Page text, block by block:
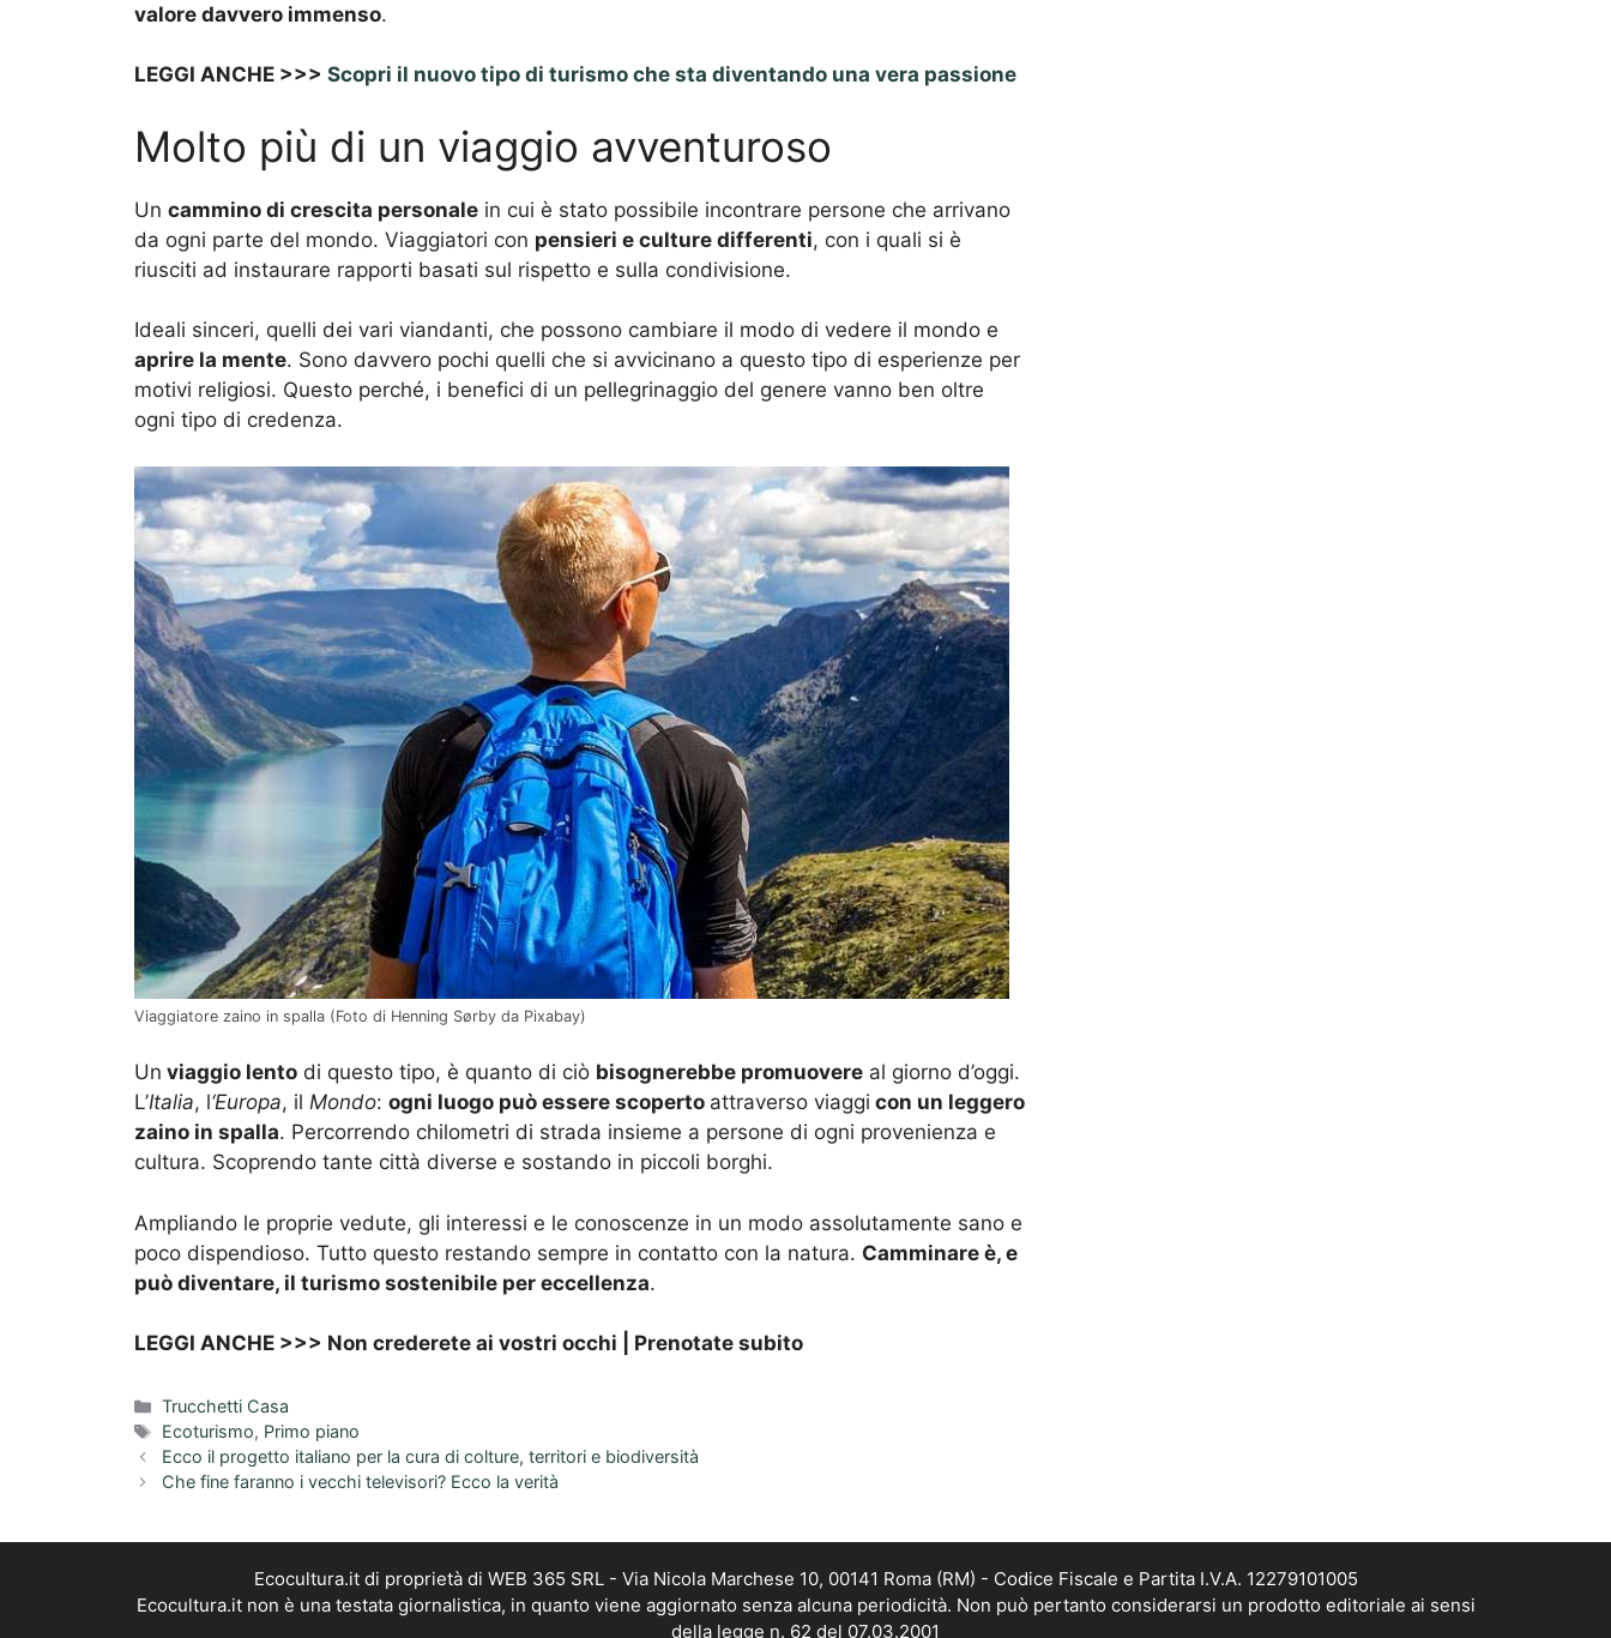
valore davvero immenso.
LEGGI ANCHE >>> Scopri il nuovo tipo di turismo che sta diventando una vera passione
Molto più di un viaggio avventuroso
Un cammino di crescita personale in cui è stato possibile incontrare persone che arrivano
da ogni parte del mondo. Viaggiatori con pensieri e culture differenti, con i quali si è
riusciti ad instaurare rapporti basati sul rispetto e sulla condivisione.
Ideali sinceri, quelli dei vari viandanti, che possono cambiare il modo di vedere il mondo e
aprire la mente. Sono davvero pochi quelli che si avvicinano a questo tipo di esperienze per
motivi religiosi. Questo perché, i benefici di un pellegrinaggio del genere vanno ben oltre
ogni tipo di credenza.
Viaggiatore zaino in spalla (Foto di Henning Sørby da Pixabay)
Un viaggio lento di questo tipo, è quanto di ciò bisognerebbe promuovere al giorno d’oggi.
L’Italia, l‘Europa, il Mondo: ogni luogo può essere scoperto attraverso viaggi con un leggero
zaino in spalla. Percorrendo chilometri di strada insieme a persone di ogni provenienza e
cultura. Scoprendo tante città diverse e sostando in piccoli borghi.
Ampliando le proprie vedute, gli interessi e le conoscenze in un modo assolutamente sano e
poco dispendioso. Tutto questo restando sempre in contatto con la natura. Camminare è, e
può diventare, il turismo sostenibile per eccellenza.
LEGGI ANCHE >>> Non crederete ai vostri occhi | Prenotate subito
Categorie
Trucchetti Casa
Tag
Ecoturismo, Primo piano
Ecco il progetto italiano per la cura di colture, territori e biodiversità
Che fine faranno i vecchi televisori? Ecco la verità
Ecocultura.it di proprietà di WEB 365 SRL - Via Nicola Marchese 10, 00141 Roma (RM) - Codice Fiscale e Partita I.V.A. 12279101005
Ecocultura.it non è una testata giornalistica, in quanto viene aggiornato senza alcuna periodicità. Non può pertanto considerarsi un prodotto editoriale ai sensi
della legge n. 62 del 07.03.2001